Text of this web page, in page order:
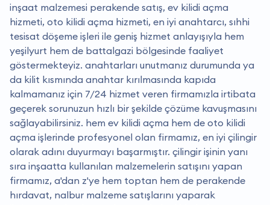
inşaat malzemesi perakende satış, ev kilidi açma
hizmeti, oto kilidi açma hizmeti, en iyi anahtarcı, sıhhi
tesisat döşeme işleri ile geniş hizmet anlayışıyla hem
yeşilyurt hem de battalgazi bölgesinde faaliyet
göstermekteyiz. anahtarları unutmanız durumunda ya
da kilit kısmında anahtar kırılmasında kapıda
kalmamanız için 7/24 hizmet veren firmamızla irtibata
geçerek sorunuzun hızlı bir şekilde çözüme kavuşmasını
sağlayabilirsiniz. hem ev kilidi açma hem de oto kilidi
açma işlerinde profesyonel olan firmamız, en iyi çilingir
olarak adını duyurmayı başarmıştır. çilingir işinin yanı
sıra inşaatta kullanılan malzemelerin satışını yapan
firmamız, a'dan z'ye hem toptan hem de perakende
hırdavat, nalbur malzeme satışlarını yaparak